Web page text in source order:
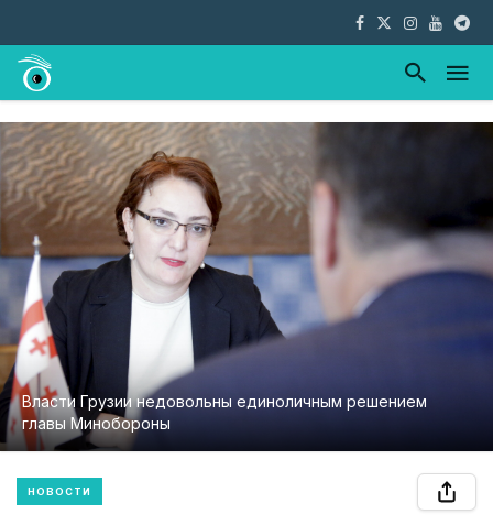
Власти Грузии недовольны единоличным решением
главы Минобороны
НОВОСТИ